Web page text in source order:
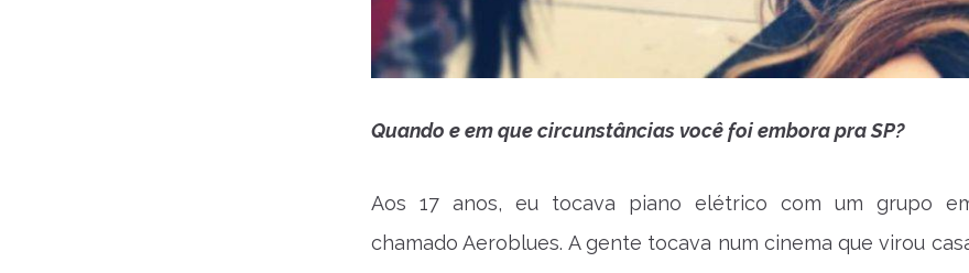
Quando e em que circunstâncias você foi embora pra SP?
Aos 17 anos, eu tocava piano elétrico com um grupo
chamado Aeroblues. A gente tocava num cinema que virou